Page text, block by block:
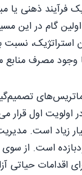
فرآیند ذهنی
گام در این
استراتژیک،
وجود مصرف
اولویت اول
زیاد است.
است. از سوی
اقدامات حیاتی